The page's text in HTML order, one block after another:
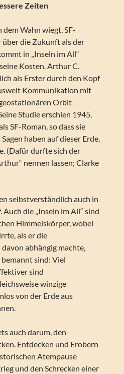
Zeiten
Wahn wiegt, SF-
die Zukunft als der
in „Inseln im All“
Kosten. Arthur C.
als Erster durch den Kopf
Kommunikation mit
Orbit
Studie erschien 1945,
SF-Roman, so dass sie
haben auf dieser Erde,
(Dafür durfte sich der
nennen lassen; Clarke
selbstverständlich auch in
die „Inseln im All“ sind
Himmelskörper, wobei
als er die
abhängig machte,
sind: Viel
sind
winzige
von der Erde aus
auch darum, den
Entdecken und Erobern
Atempause
und den Schrecken einer